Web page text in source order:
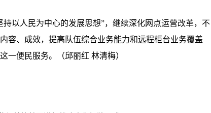
以人民为中心的发展思想”，继续深化网点运营改革，不
容、成效，提高队伍综合业务能力和远程柜台业务覆盖
一便民服务。（邱丽红 林清梅）